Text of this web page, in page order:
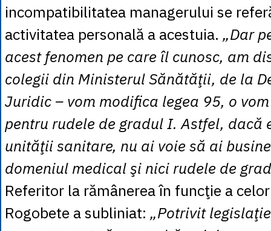
incompatibilitatea managerului se
activitatea personală a acestuia. „Dar
acest fenomen pe care îl cunosc, am
colegii din Ministerul Sănătăţii, de la
Juridic – vom modifica legea 95, o
pentru rudele de gradul I. Astfel, dacă
unităţii sanitare, nu ai voie să ai
domeniul medical şi nici rudele de
Referitor la rămânerea în funcţie a
Rogobete a subliniat: „Potrivit